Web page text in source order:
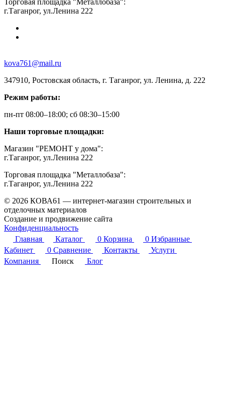
г.Таганрог, ул.Ленина 222
kova761@mail.ru
347910, Ростовская область, г. Таганрог, ул. Ленина, д. 222
Режим работы:
пн-пт 08:00–18:00; сб 08:30–15:00
Наши торговые площадки:
Магазин "РЕМОНТ у дома":
г.Таганрог, ул.Ленина 222
Торговая площадка "Металлобаза":
г.Таганрог, ул.Ленина 222
© 2026 КОВА61 — интернет-магазин строительных и
отделочных материалов
Создание и продвижение сайта
Конфиденциальность
Главная
Каталог 0 Корзина 0 Избранные
Кабинет
0 Сравнение Контакты
Услуги
Компания
Поиск Блог